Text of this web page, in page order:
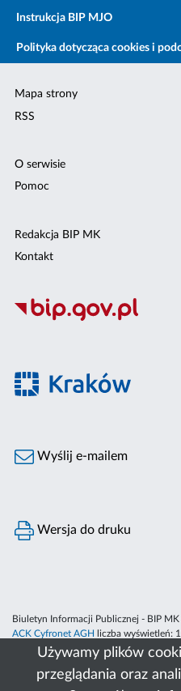
Używamy plików
przeglądania oraz
Instrukcja BIP MJO
Polityka dotycząca cookies i
Mapa strony
RSS
O serwisie
Pomoc
Redakcja BIP MK
Kontakt
Wyślij e-mailem
Wersja do druku
Biuletyn Informacji Publicznej - BIP
ACK Cyfronet AGH
liczba wyświetleń: